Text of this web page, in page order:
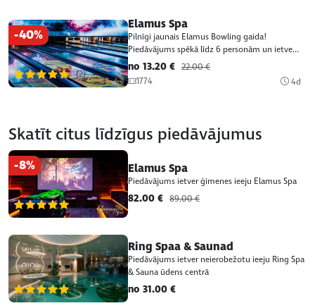
-40%
(2)
Elamus Spa
Pilnīgi jaunais Elamus Bowling gaida!
Piedāvājums spēkā līdz 6 personām un ietve...
no 13.20 € 22.00 €
1774
4d
Skatīt citus līdzīgus piedāvājumus
-8%
(2)
Elamus Spa
Piedāvājums ietver ģimenes ieeju Elamus Spa
82.00 € 89.00 €
(2)
Ring Spaa & Saunad
Piedāvājums ietver neierobežotu ieeju Ring Spa
& Sauna ūdens centrā
no 31.00 €